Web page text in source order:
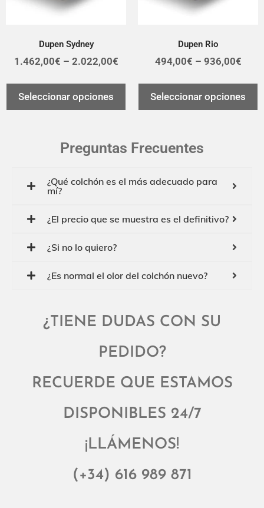
Dupen Sydney
1.462,00€ – 2.022,00€
Seleccionar opciones
Dupen Rio
494,00€ – 936,00€
Seleccionar opciones
Preguntas Frecuentes
¿Qué colchón es el más adecuado para
mí?
¿El precio que se muestra es el definitivo?
¿Si no lo quiero?
¿Es normal el olor del colchón nuevo?
¿TIENE DUDAS CON SU
PEDIDO?
RECUERDE QUE ESTAMOS
DISPONIBLES 24/7
¡LLÁMENOS!
(+34) 616 989 871